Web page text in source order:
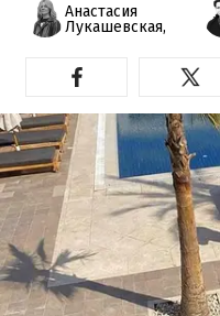
Анастасия
Лукашевская,